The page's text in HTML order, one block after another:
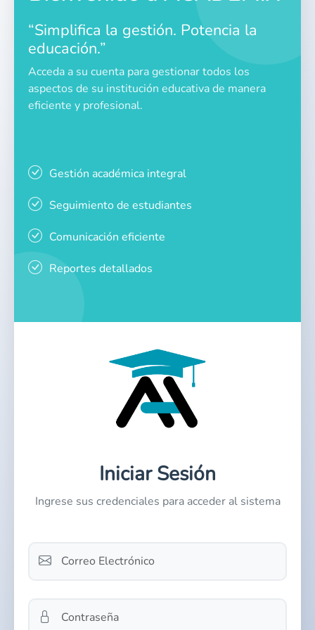
“Simplifica la gestión. Potencia la
educación.”
Acceda a su cuenta para gestionar todos los
aspectos de su institución educativa de manera
eficiente y profesional.
Gestión académica integral
Seguimiento de estudiantes
Comunicación eficiente
Reportes detallados
Iniciar Sesión
Ingrese sus credenciales para acceder al sistema